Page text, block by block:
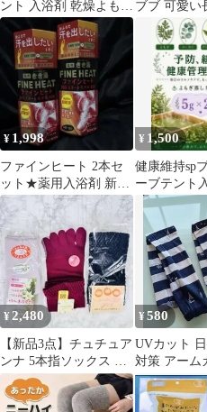
ント 入浴剤 乾燥よもぎ
蒸しパック 座浴10ｇ
×15p
ブブ 可愛い
ス4足セット
ス 暖かい靴
¥ 1,998
ファインヒート 2本セ
ット★薬用入浴剤 新品
未使用、未開封2本
¥ 1,500
健康維持sp
ーブテント
ぎ蒸し 座浴
¥2,480
【新品3点】チュチュア
ンナ 5本指ソックス シ
ルク足首ウォーマー ゆ
ったり靴下
¥580
UVカット
対策 アーム
60cm スト
適